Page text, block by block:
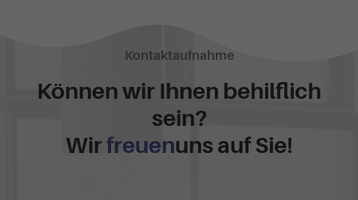
Kontaktaufnahme
Können wir Ihnen behilflich
sein?
Wirfreuenuns auf Sie!